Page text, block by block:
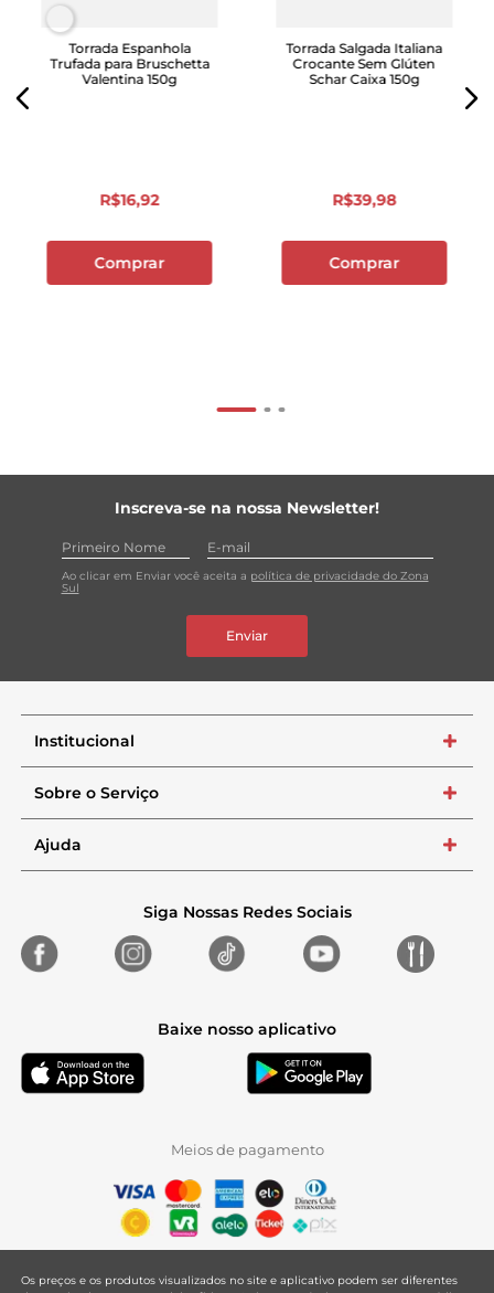
Torrada Espanhola
Trufada para Bruschetta
Valentina 150g
R$16,92
Comprar
Torrada Salgada Italiana
Crocante Sem Glúten
Schar Caixa 150g
R$39,98
Comprar
Inscreva-se na nossa Newsletter!
Ao clicar em Enviar você aceita a política de privacidade do Zona
Sul
Enviar
Institucional +
Sobre o Serviço +
Ajuda +
Siga Nossas Redes Sociais
Baixe nosso aplicativo
Meios de pagamento
Os preços e os produtos visualizados no site e aplicativo podem ser diferentes